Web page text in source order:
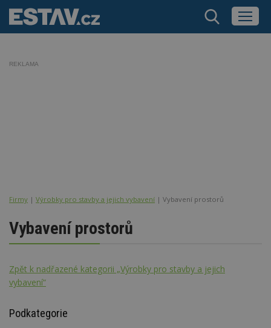
REKLAMA
Firmy | Výrobky pro stavby a jejich vybavení | Vybavení prostorů
Vybavení prostorů
Zpět k nadřazené kategorii „Výrobky pro stavby a jejich
vybavení“
Podkategorie